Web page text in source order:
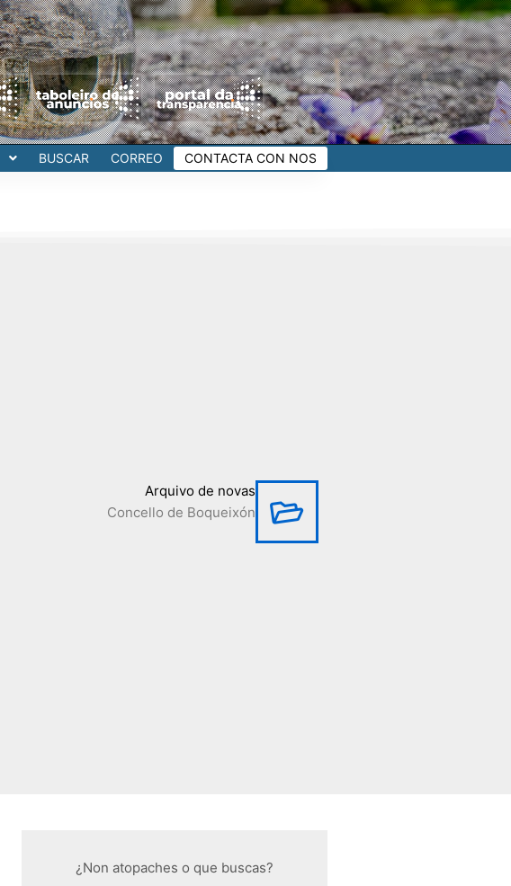
BUSCAR CORREO CONTACTA CON NOS
Arquivo de novas
Concello de Boqueixón
¿Non atopaches o que buscas?